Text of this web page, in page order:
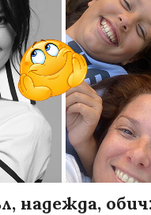
надежда,